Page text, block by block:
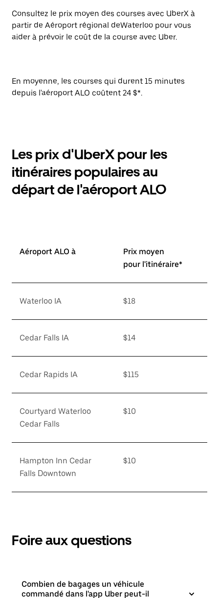
Consultez le prix moyen des courses avec UberX à
partir de Aéroport régional deWaterloo pour vous
aider à prévoir le coût de la course avec Uber.
En moyenne, les courses qui durent 15 minutes
depuis l'aéroport ALO coûtent 24 $*.
Les prix d'UberX pour les
itinéraires populaires au
départ de l'aéroport ALO
Aéroport ALO à
Prix moyen
pour l'itinéraire*
Waterloo IA $18
Cedar Falls IA $14
Cedar Rapids IA $115
Courtyard Waterloo
Cedar Falls
$10
Hampton Inn Cedar
Falls Downtown
$10
Foire aux questions
Combien de bagages un véhicule
commandé dans l'app Uber peut-il